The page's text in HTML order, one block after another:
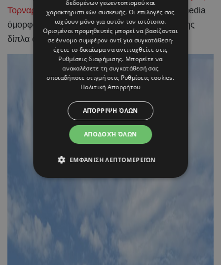
Τορναρίτης, μοιράζοντας μέσα από τα social media
όμορφα στιγμιότυπα από τις ημέρες χαλάρωσης
δίπλα στη θάλασσα.
δεδομένων γεωεντοπισμού και
χαρακτηριστικών συσκευής. Οι επιλογές σας
ισχύουν μόνο για αυτόν τον ιστότοπο.
Ορισμένοι προμηθευτές μπορεί να βασίζονται
σε έννομο συμφέρον αντί για συγκατάθεση·
έχετε το δικαίωμα να αντιταχθείτε στις
Ρυθμίσεις διαφήμισης. Μπορείτε να
ανακαλέσετε τη συγκατάθεσή σας
οποιαδήποτε στιγμή στις Ρυθμίσεις cookies.
Πολιτική Απορρήτου
ΑΠΟΔΟΧΉ ΌΛΩΝ
ΑΠΌΡΡΙΨΗ ΌΛΩΝ
ΕΜΦΆΝΙΣΗ ΛΕΠΤΟΜΕΡΕΙΏΝ